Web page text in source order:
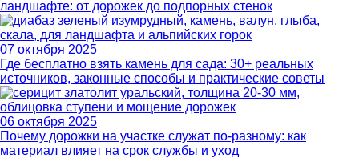
ландшафте: от дорожек до подпорных стенок
07 октября 2025
Где бесплатно взять камень для сада: 30+ реальных
источников, законные способы и практические советы
06 октября 2025
Почему дорожки на участке служат по-разному: как
материал влияет на срок службы и уход